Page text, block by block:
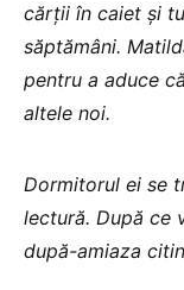
cărții în caiet și
săptămâni.
pentru a aduce
altele noi.
Dormitorul ei se
lectură. După ce
după-amiaza